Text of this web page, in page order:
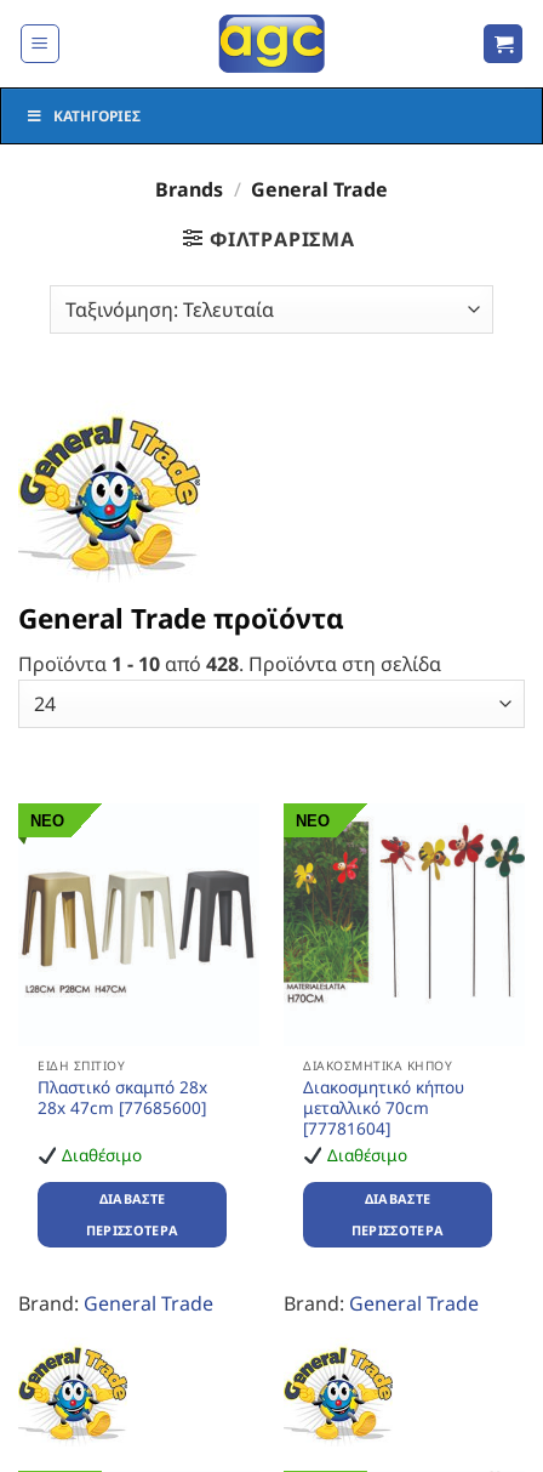
στο
ΚΑΤΗΓΟΡΊΕΣ
Brands / General Trade
ΦΙΛΤΡΆΡΙΣΜΑ
General Trade προϊόντα
Προϊόντα 1 - 10 από 428. Προϊόντα στη σελίδα
ΝΕΟ
ΕΊΔΗ ΣΠΙΤΙΟΎ
Πλαστικό σκαμπό 28x
28x 47cm [77685600]
Διαθέσιμο
ΔΙΑΒΆΣΤΕ
ΠΕΡΙΣΣΌΤΕΡΑ
Brand: General Trade
ΝΕΟ
ΔΙΑΚΟΣΜΗΤΙΚΆ ΚΉΠΟΥ
Διακοσμητικό κήπου
μεταλλικό 70cm
[77781604]
Διαθέσιμο
ΔΙΑΒΆΣΤΕ
ΠΕΡΙΣΣΌΤΕΡΑ
Brand: General Trade